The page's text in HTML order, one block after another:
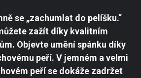
se „zachumlat do pelíšku.“
zažít díky kvalitním
Objevte umění spánku díky
peří. V jemném a velmi
peří se dokáže zadržet